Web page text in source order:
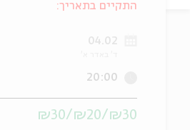
התקיים בתאריך:
04.02
20:00
₪30/₪20/₪30